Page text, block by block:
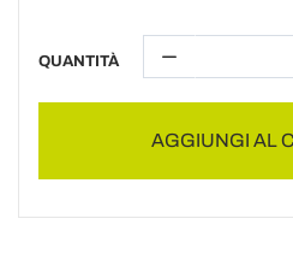
QUANTITÀ
AGGIUNGI AL